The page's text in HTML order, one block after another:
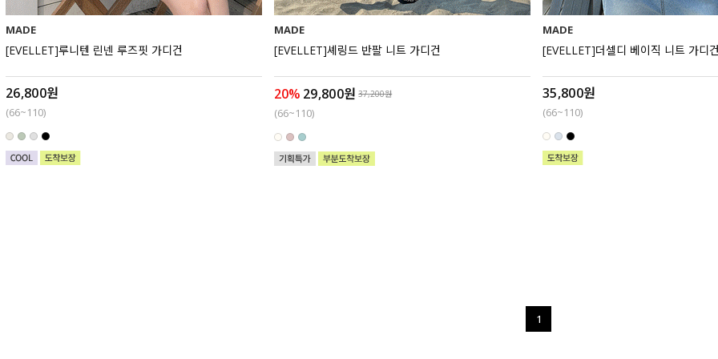
MADE
[EVELLET]루니텐 린넨 루즈핏 가디건
26,800원
(66~110)
MADE
[EVELLET]셰링드 반팔 니트 가디건
20% 29,800원 37,200원
(66~110)
MADE
[EVELLET]더셀디 베이직 니트 가디
35,800원
(66~110)
1